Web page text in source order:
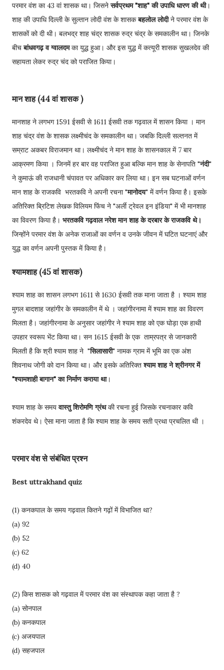
परमार वंश का 43 वां शासक था। जिसनेसर्वप्रथम "शाह" की उपाधि धारण की थी।
शाह की उपाधि दिल्ली के सुल्तान लोदी वंश के शासकबहलोल लोदीने परमार वंश के
शासकों को दी थी। बलभद्र शाह चंद्र शासक रुद्र चंद्र के समकालीन था। जिनके
बीचबांधवगढ़ व ग्वालदमका युद्ध हुआ। और इस युद्ध में कत्यूरी शासक सुखलदेव की
सहायता लेकर रुद्र चंद को पराजित किया।
मान शाह (44 वां शासक )
मानशाह ने लगभग 1591 ईसवी से 1611 ईसवी तक गढ़वाल में शासन किया । मान
शाह चंद्र वंश के शासक लक्ष्मीचंद के समकालीन था। जबकि दिल्ली सल्तनत में
सम्राट अकबर विराजमान था। लक्ष्मीचंद ने मान शाह के शासनकाल में 7 बार
आक्रमण किया । जिनमें हर बार वह पराजित हुआ बल्कि मान शाह के सेनापति "नंदी"
ने कुमाऊं की राजधानी चंपावत पर अधिकार कर लिया था। इन सब घटनाओं वर्णन
मान शाह के राजकवि भरतकवि ने अपनी रचना "मानोदय" में वर्णन किया है। इसके
अतिरिक्त ब्रिटिश लेखक विलियम फिंच ने "अर्ली ट्रेवल इन इंडिया" में भी मानशाह
का विवरण किया है। भरतकवि गढ़वाल नरेश मान शाह के दरबार के राजकवि थे।
जिन्होंने परमार वंश के अनेक राजाओं का वर्णन व उनके जीवन में घटित घटनाएं और
युद्ध का वर्णन अपनी पुस्तक में किया है।
श्यामशाह (45 वां शासक)
श्याम शाह का शासन लगभग 1611 से 1630 ईसवी तक माना जाता है । श्याम शाह
मुगल बादशाह जहांगीर के समकालीन में थे । जहांगीरनामा में श्याम शाह का विवरण
मिलता है। जहांगीरनामा के अनुसार जहांगीर ने श्याम शाह को एक घोड़ा एक हाथी
उपहार स्वरूप भेंट किया था। सन 1615 ईसवी के एक ताम्रपत्र से जानकारी
मिलती है कि श्री श्याम शाह ने "सिलासारी" नामक ग्राम में भूमि का एक अंश
शिवनाथ जोगी को दान किया था। और इसके अतिरिक्तश्याम शाह ने श्रीनगर में
"श्यामशाही बागान" का निर्माण कराया था।
श्याम शाह के समयवास्तु शिरोमणि ग्रंथकी रचना हुई जिसके रचनाकार कवि
शंकरदेव थे। ऐसा माना जाता है कि श्याम शाह के समय सती प्रथा प्रचलित थी ।
परमार वंश से संबंधित प्रश्न
Best uttrakhand quiz
(1) कनकपाल के समय गढ़वाल कितने गढ़ों में विभाजित था?
(a) 92
(b) 52
(c) 62
(d) 40
(2) किस शासक को गढ़वाल में परमार वंश का संस्थापक कहा जाता है ?
(a) सोनपाल
(b) कनकपाल
(c) अजयपाल
(d) सहजपाल